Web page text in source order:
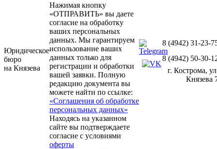
Юридическое
бюро
на Князева
Нажимая кнопку
«ОТПРАВИТЬ» вы даете
согласие на обработку
ваших персональных
данных. Мы гарантируем
использование ваших
данных только для
регистрации и обработки
вашей заявки. Полную
редакцию документа вы
можете найти по ссылке:
«Соглашения об обработке
персональных данных»
Находясь на указанном
сайте вы подтверждаете
согласие с условиями
оферты
8 (4942) 31-23-
8 (4942) 50-30-
г. Кострома,
Князева